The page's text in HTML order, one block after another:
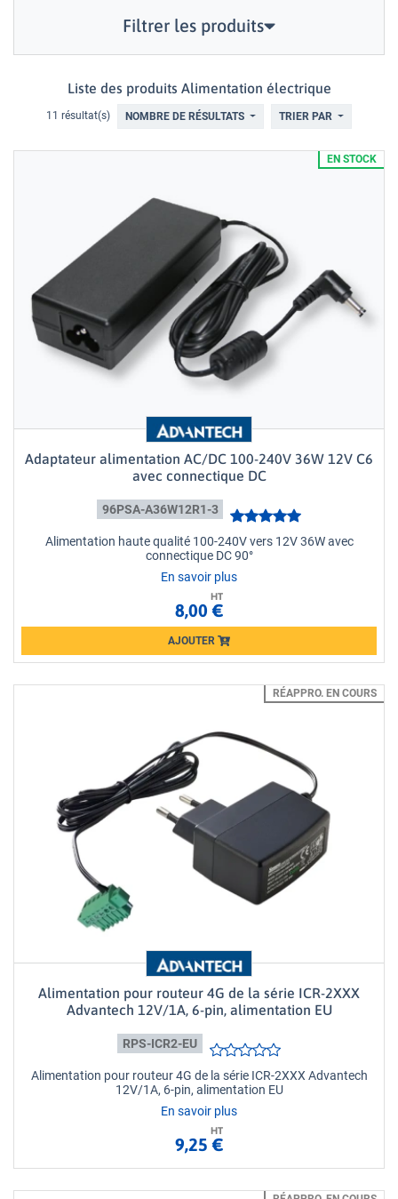
Filtrer les produits
Liste des produits Alimentation électrique
11 résultat(s) NOMBRE DE RÉSULTATS TRIER PAR
EN STOCK
Adaptateur alimentation AC/DC 100-240V 36W 12V C6
avec connectique DC
96PSA-A36W12R1-3
Alimentation haute qualité 100-240V vers 12V 36W avec
connectique DC 90°
En savoir plus
HT
8,00 €
AJOUTER
Loading...
RÉAPPRO. EN COURS
Alimentation pour routeur 4G de la série ICR-2XXX
Advantech 12V/1A, 6-pin, alimentation EU
RPS-ICR2-EU
Alimentation pour routeur 4G de la série ICR-2XXX Advantech
12V/1A, 6-pin, alimentation EU
En savoir plus
HT
9,25 €